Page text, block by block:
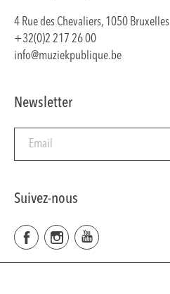
4 Rue des Chevaliers, 1050 Bruxelles
+32(0)2 217 26 00
info@muziekpublique.be
Newsletter
Suivez-nous